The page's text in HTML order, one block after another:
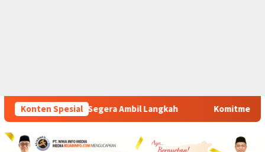
Konten Spesial
Langkah Komitmen Polsek Tigaraksa Tindak Tegas